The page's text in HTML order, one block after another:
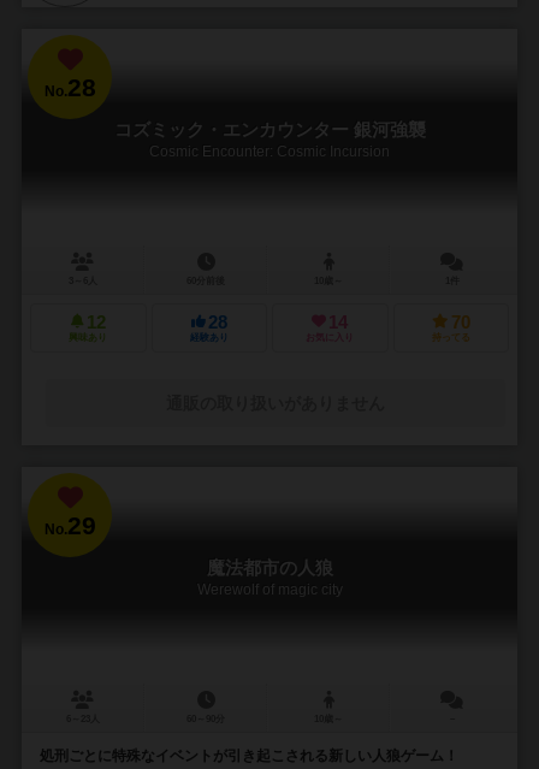
No.28
コズミック・エンカウンター 銀河強襲
Cosmic Encounter: Cosmic Incursion
12
興味あり
28
経験あり
14
お気に入り
70
持ってる
No.29
魔法都市の人狼
Werewolf of magic city
処刑ごとに特殊なイベントが引き起こされる新しい人狼ゲーム！